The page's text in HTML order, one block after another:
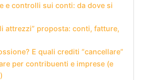
e controlli sui conti: da dove si
attrezzi” proposta: conti, fatture,
E quali crediti “cancellare”
per contribuenti e imprese (e